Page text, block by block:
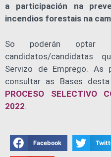
a participación na
incendios forestais na
So poderán
candidatos/candidatas
Servizo de Emprego. As
consultar as Bases
PROCESO SELECTIVO
2022.
Facebook